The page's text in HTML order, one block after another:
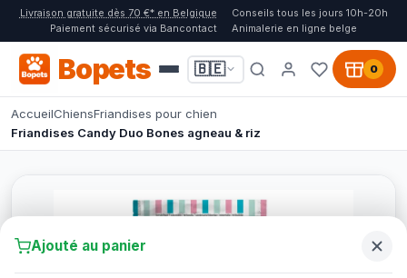
Livraison gratuite dès 70 €* en Belgique
Conseils tous les jours 10h-20h
Paiement sécurisé via Bancontact
Animalerie en ligne belge
Bopets 🇧🇪 0
AccueilChiensFriandises pour chien
Friandises Candy Duo Bones agneau & riz
Ajouté au panier